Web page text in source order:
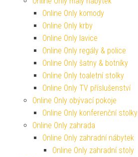
Online Only komody
Online Only krby
Online Only lavice
Online Only regály & police
Online Only šatny & botníky
Online Only toaletní stolky
Online Only TV příslušenství
Online Only obývací pokoje
Online Only konferenční stolky
Online Only zahrada
Online Only zahradní nábytek
Online Only zahradní stoly